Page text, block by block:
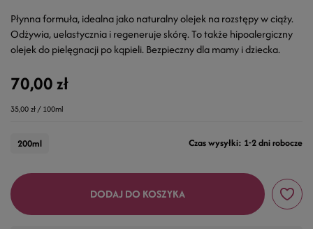
Płynna formuła, idealna jako naturalny olejek na rozstępy w ciąży.
Odżywia, uelastycznia i regeneruje skórę. To także hipoalergiczny
olejek do pielęgnacji po kąpieli. Bezpieczny dla mamy i dziecka.
70,00 zł
35,00 zł / 100ml
Czas wysyłki: 1-2 dni robocze
200ml
DODAJ DO KOSZYKA